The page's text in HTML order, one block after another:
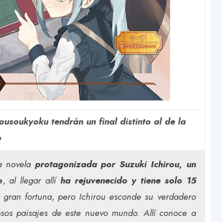
tendrán un final distinto al de la
protagonizada por Suzuki Ichirou, un
, al llegar allíha rejuvenecido y tiene solo 15
fortuna, pero Ichirou esconde su verdadero
paisajes de este nuevo mundo. Allí conoce a